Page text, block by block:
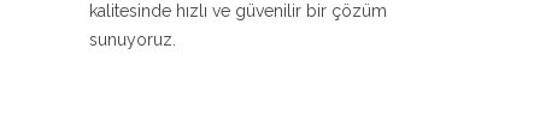
kalitesinde hızlı ve güvenilir bir çözüm
sunuyoruz.